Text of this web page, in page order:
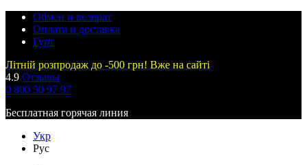
Обмен и возврат
Оплата и доставка
Гурт
Літній розпродаж до -500 грн! Вже на сайті
4.9 Отзывы
0 800 50 97 97
Бесплатная горячая линия
Укр
Рус